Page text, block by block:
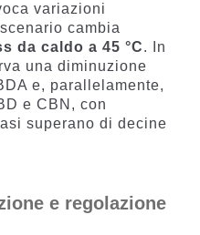
variazioni
cambia
da caldo a 45 °C. In
una diminuzione
e, parallelamente,
e CBN, con
superano di decine
e regolazione